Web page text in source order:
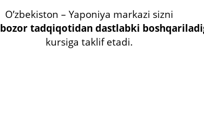
O’zbekiston – Yaponiya markazi sizni
bozor tadqiqotidan dastlabki
kursiga taklif etadi.